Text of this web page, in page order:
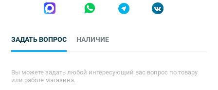
ЗАДАТЬ ВОПРОС НАЛИЧИЕ
Вы можете задать любой интересующий вас вопрос по товару
или работе магазина.